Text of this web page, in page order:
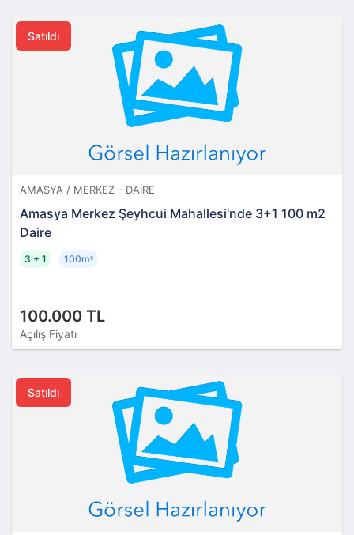
Satıldı
AMASYA / MERKEZ - DAIRE
Amasya Merkez Şeyhcui Mahallesi'nde 3+1 100 m2
Daire
100.000 TL
Açılış Fiyatı
3 + 1 100m²
Satıldı